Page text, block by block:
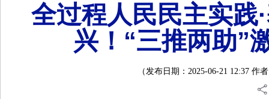
全过程人民民主实践
兴！“三推两助”
（发布日期：2025-06-21 12:37